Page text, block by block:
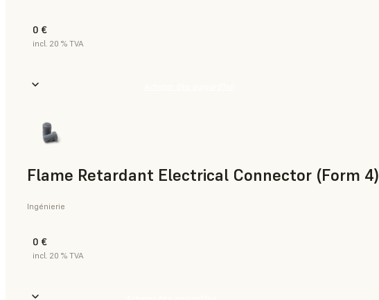
0 €
incl. 20 % TVA
Flame Retardant Electrical Connector (Form 4)
Ingénierie
0 €
incl. 20 % TVA